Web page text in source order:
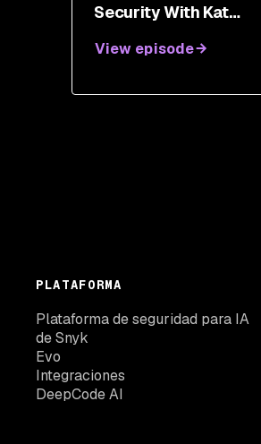
Security With Kate
View episode
PLATAFORMA
Plataforma de seguridad para IA
de Snyk
Evo
Integraciones
DeepCode AI